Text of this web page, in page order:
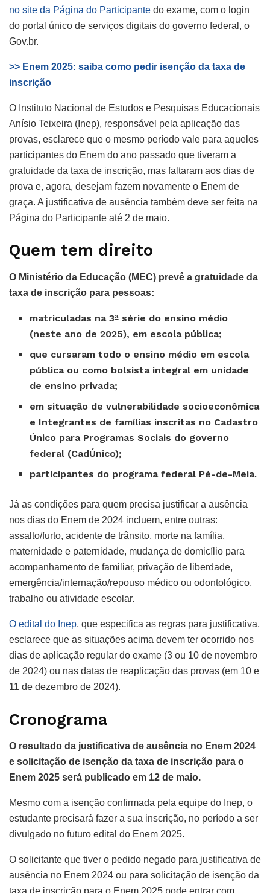
no site da Página do Participante do exame, com o login
do portal único de serviços digitais do governo federal, o
Gov.br.
>> Enem 2025: saiba como pedir isenção da taxa de
inscrição
O Instituto Nacional de Estudos e Pesquisas Educacionais
Anísio Teixeira (Inep), responsável pela aplicação das
provas, esclarece que o mesmo período vale para aqueles
participantes do Enem do ano passado que tiveram a
gratuidade da taxa de inscrição, mas faltaram aos dias de
prova e, agora, desejam fazem novamente o Enem de
graça. A justificativa de ausência também deve ser feita na
Página do Participante até 2 de maio.
Quem tem direito
O Ministério da Educação (MEC) prevê a gratuidade da
taxa de inscrição para pessoas:
matriculadas na 3ª série do ensino médio
(neste ano de 2025), em escola pública;
que cursaram todo o ensino médio em escola
pública ou como bolsista integral em unidade
de ensino privada;
em situação de vulnerabilidade socioeconômica
e Integrantes de famílias inscritas no Cadastro
Único para Programas Sociais do governo
federal (CadÚnico);
participantes do programa federal Pé-de-Meia.
Já as condições para quem precisa justificar a ausência
nos dias do Enem de 2024 incluem, entre outras:
assalto/furto, acidente de trânsito, morte na família,
maternidade e paternidade, mudança de domicílio para
acompanhamento de familiar, privação de liberdade,
emergência/internação/repouso médico ou odontológico,
trabalho ou atividade escolar.
O edital do Inep, que especifica as regras para justificativa,
esclarece que as situações acima devem ter ocorrido nos
dias de aplicação regular do exame (3 ou 10 de novembro
de 2024) ou nas datas de reaplicação das provas (em 10 e
11 de dezembro de 2024).
Cronograma
O resultado da justificativa de ausência no Enem 2024
e solicitação de isenção da taxa de inscrição para o
Enem 2025 será publicado em 12 de maio.
Mesmo com a isenção confirmada pela equipe do Inep, o
estudante precisará fazer a sua inscrição, no período a ser
divulgado no futuro edital do Enem 2025.
O solicitante que tiver o pedido negado para justificativa de
ausência no Enem 2024 ou para solicitação de isenção da